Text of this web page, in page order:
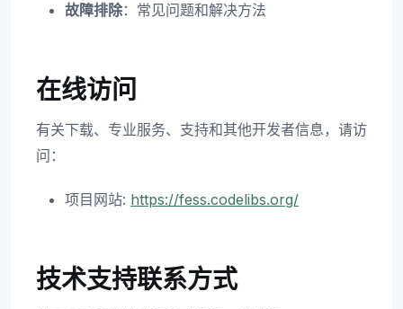
故障排除：常见问题和解决方法
在线访问
有关下载、专业服务、支持和其他开发者信息，请访
问：
项目网站: https://fess.codelibs.org/
技术支持联系方式